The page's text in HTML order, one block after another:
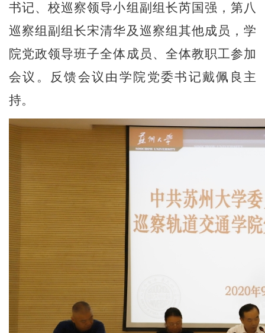
书记、校巡察领导小组副组长芮国强，第八
巡察组副组长宋清华及巡察组其他成员，学
院党政领导班子全体成员、全体教职工参加
会议。反馈会议由学院党委书记戴佩良主
持。